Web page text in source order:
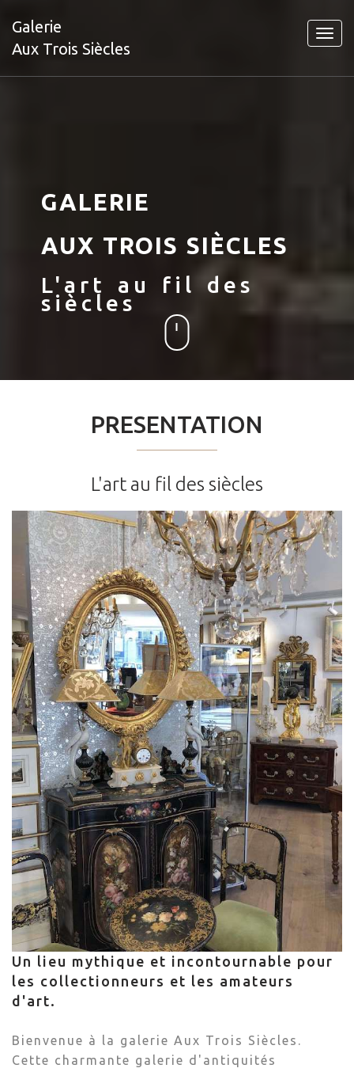
Galerie
Aux Trois Siècles
GALERIE
AUX TROIS SIÈCLES
L'art au fil des
siècles
PRESENTATION
L'art au fil des siècles
Un lieu mythique et incontournable pour
les collectionneurs et les amateurs
d'art.
Bienvenue à la galerie Aux Trois Siècles.
Cette charmante galerie d'antiquités